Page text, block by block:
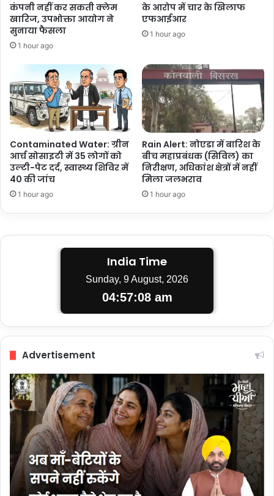
कंपनी नहीं कर सकती क्लेम
खारिज, उपभोक्ता आयोग ने
सुनाया फैसला
1 hour ago
के आरोप में चार के खिलाफ
एफआईआर
1 hour ago
Contaminated Water: ग्रीन
आर्च सोसाइटी में 35 लोगों को
उल्टी-पेट दर्द, स्वास्थ्य शिविर में
40 की जांच
1 hour ago
Rain Alert: नोएडा में बारिश के
बीच महाप्रबंधक (सिविल) का
निरीक्षण, अधिकांश क्षेत्रों में नहीं
मिला जलभराव
1 hour ago
India Time
Sunday, 9 August, 2026
04:57:09 am
Advertisement